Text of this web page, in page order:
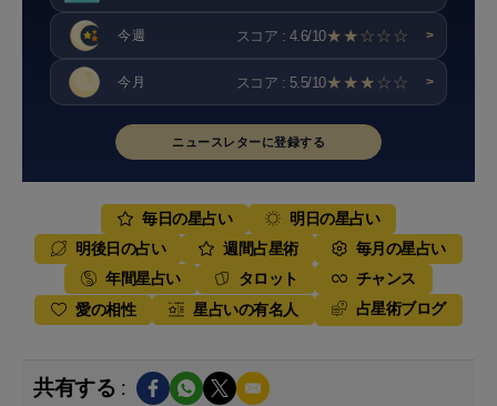
今週 スコア : 4.6/10★★☆☆☆ >
今月 スコア : 5.5/10★★★☆☆ >
ニュースレターに登録する
毎日の星占い
明日の星占い
明後日の占い
週間占星術
毎月の星占い
年間星占い
タロット
チャンス
愛の相性
星占いの有名人 占星術ブログ
共有する :